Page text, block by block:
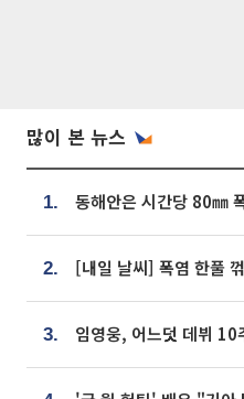
많이 본 뉴스
1.
2.
3.